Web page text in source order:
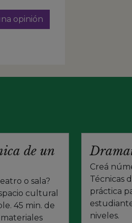
opinión
de un
o sala?
cultural
45 min. de
Creá
Técnicas
práctica
niveles.